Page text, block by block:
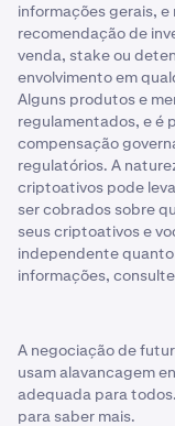
informações gerais,
recomendação de
venda, stake ou
envolvimento em
Alguns produtos e
regulamentados, e é
compensação
regulatórios. A
criptoativos pode
ser cobrados sobre
seus criptoativos e
independente quanto
informações,
A negociação de
usam alavancagem
adequada para
para saber mais.